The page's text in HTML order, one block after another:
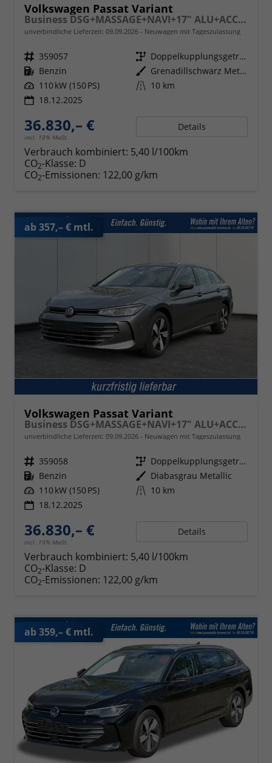
Volkswagen Passat Variant
Business DSG+MASSAGE+NAVI+17" ALU+ACC+KAMERA+LED
unverbindliche Lieferzeit: 09.09.2026 Neuwagen mit Tageszulassung
Fahrzeugnr. 359057 Getriebe
Doppelkupplungsgetriebe (DSG)
Kraftstoff Benzin Außenfarbe
Grenadillschwarz Metallic
Leistung 110 kW (150 PS) Kilometerstand 10 km
18.12.2025
36.830,– €
incl. 19% MwSt.
Details
Verbrauch kombiniert: 5,40 l/100km
CO2-Klasse: D
CO2-Emissionen: 122,00 g/km
ab 357,– € mtl.
Volkswagen Passat Variant
Business DSG+MASSAGE+NAVI+17" ALU+ACC+KAMERA+LED
unverbindliche Lieferzeit: 09.09.2026 Neuwagen mit Tageszulassung
Fahrzeugnr. 359058 Getriebe
Doppelkupplungsgetriebe (DSG)
Kraftstoff Benzin Außenfarbe Diabasgrau Metallic
Leistung 110 kW (150 PS) Kilometerstand 10 km
18.12.2025
36.830,– €
incl. 19% MwSt.
Details
Verbrauch kombiniert: 5,40 l/100km
CO2-Klasse: D
CO2-Emissionen: 122,00 g/km
ab 359,– € mtl.